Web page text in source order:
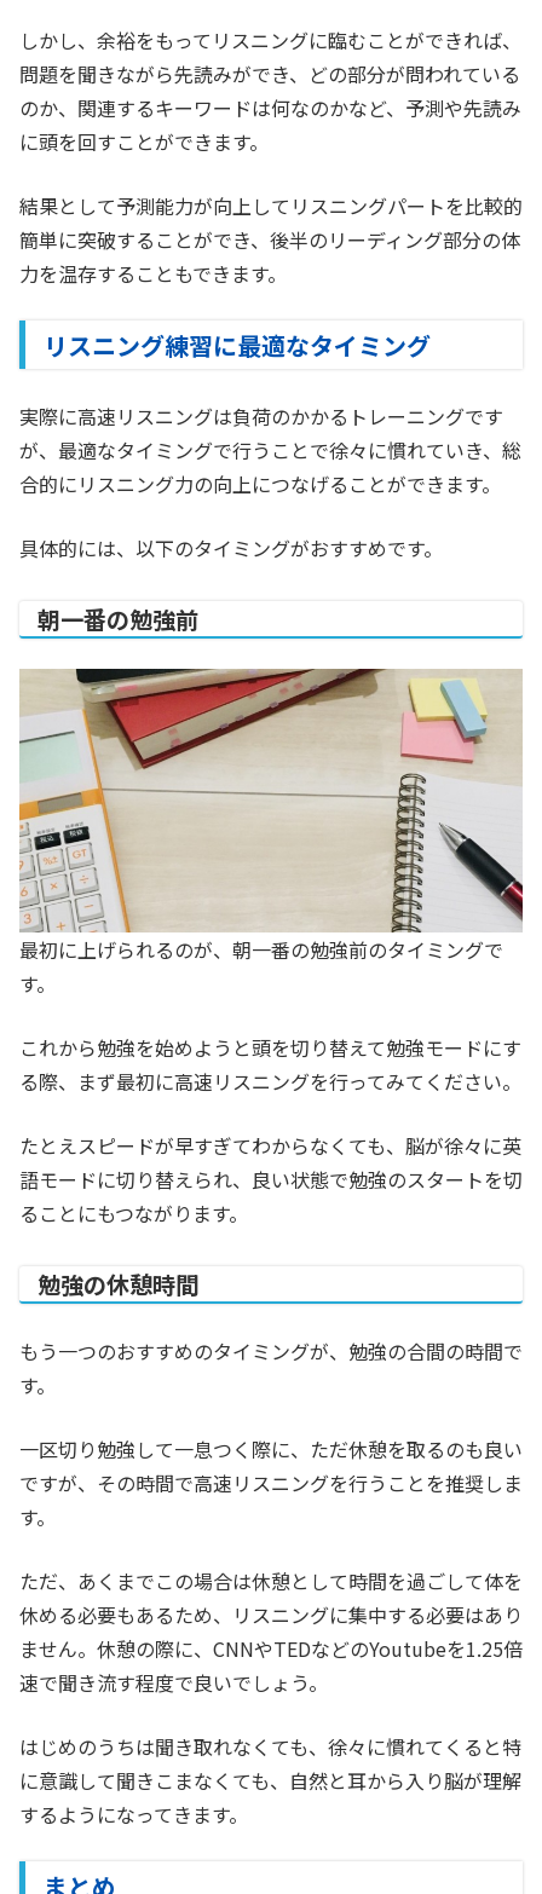
しかし、余裕をもってリスニングに臨むことができれば、
問題を聞きながら先読みができ、どの部分が問われている
のか、関連するキーワードは何なのかなど、予測や先読み
に頭を回すことができます。
結果として予測能力が向上してリスニングパートを比較的
簡単に突破することができ、後半のリーディング部分の体
力を温存することもできます。
リスニング練習に最適なタイミング
実際に高速リスニングは負荷のかかるトレーニングです
が、最適なタイミングで行うことで徐々に慣れていき、総
合的にリスニング力の向上につなげることができます。
具体的には、以下のタイミングがおすすめです。
朝一番の勉強前
最初に上げられるのが、朝一番の勉強前のタイミングで
す。
これから勉強を始めようと頭を切り替えて勉強モードにす
る際、まず最初に高速リスニングを行ってみてください。
たとえスピードが早すぎてわからなくても、脳が徐々に英
語モードに切り替えられ、良い状態で勉強のスタートを切
ることにもつながります。
勉強の休憩時間
もう一つのおすすめのタイミングが、勉強の合間の時間で
す。
一区切り勉強して一息つく際に、ただ休憩を取るのも良い
ですが、その時間で高速リスニングを行うことを推奨しま
す。
ただ、あくまでこの場合は休憩として時間を過ごして体を
休める必要もあるため、リスニングに集中する必要はあり
ません。休憩の際に、CNNやTEDなどのYoutubeを1.25倍
速で聞き流す程度で良いでしょう。
はじめのうちは聞き取れなくても、徐々に慣れてくると特
に意識して聞きこまなくても、自然と耳から入り脳が理解
するようになってきます。
まとめ